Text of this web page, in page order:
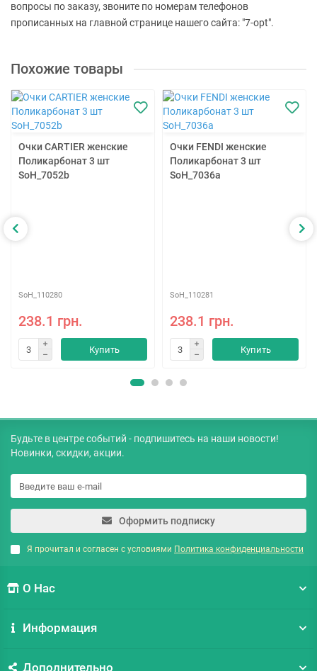
вопросы по заказу, звоните по номерам телефонов
прописанных на главной странице нашего сайта: "7-opt".
Похожие товары
Очки CARTIER женские
Поликарбонат 3 шт
SoH_7052b
SoH_110280
238.1 грн.
Купить
Очки FENDI женские
Поликарбонат 3 шт
SoH_7036a
SoH_110281
238.1 грн.
Купить
Будьте в центре событий - подпишитесь на наши новости!
Новинки, скидки, акции.
Оформить подписку
Я прочитал и согласен с условиями Политика конфиденциальности
О Нас
Информация
Дополнительно